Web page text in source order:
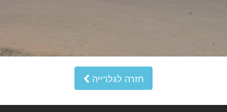
חזרה לגלרייה